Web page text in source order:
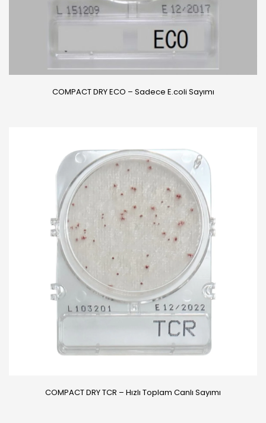
COMPACT DRY ECO – Sadece E.coli Sayımı
COMPACT DRY TCR – Hızlı Toplam Canlı Sayımı